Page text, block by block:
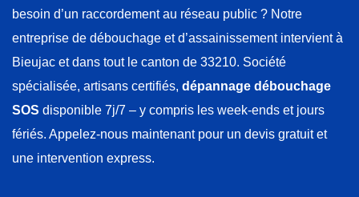
besoin d’un raccordement au réseau public ? Notre
entreprise de débouchage et d’assainissement intervient à
Bieujac et dans tout le canton de 33210. Société
spécialisée, artisans certifiés, dépannage débouchage
SOS disponible 7j/7 – y compris les week-ends et jours
fériés. Appelez-nous maintenant pour un devis gratuit et
une intervention express.